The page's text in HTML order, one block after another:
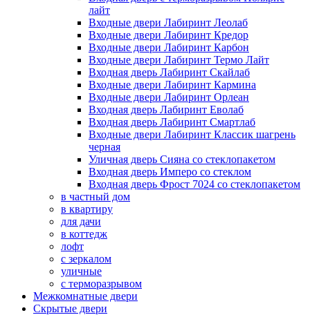
лайт
Входные двери Лабиринт Леолаб
Входные двери Лабиринт Кредор
Входные двери Лабиринт Карбон
Входные двери Лабиринт Термо Лайт
Входная дверь Лабиринт Скайлаб
Входные двери Лабиринт Кармина
Входные двери Лабиринт Орлеан
Входная дверь Лабиринт Еволаб
Входная дверь Лабиринт Смартлаб
Входные двери Лабиринт Классик шагрень
черная
Уличная дверь Сияна со стеклопакетом
Входная дверь Имперо со стеклом
Входная дверь Фрост 7024 со стеклопакетом
в частный дом
в квартиру
для дачи
в коттедж
лофт
с зеркалом
уличные
с терморазрывом
Межкомнатные двери
Скрытые двери